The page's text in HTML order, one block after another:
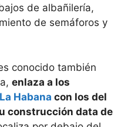
de albañilería,
de semáforos y
conocido también
enlaza a los
La Habana con los del
construcción data de